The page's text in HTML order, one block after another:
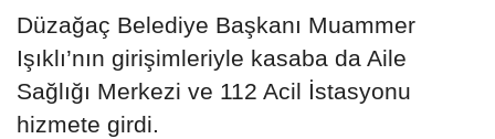
Düzağaç Belediye Başkanı Muammer
Işıklı’nın girişimleriyle kasaba da Aile
Sağlığı Merkezi ve 112 Acil İstasyonu
hizmete girdi.